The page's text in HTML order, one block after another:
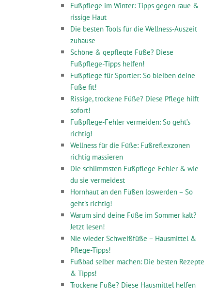
Fußpflege im Winter: Tipps gegen raue &
rissige Haut
Die besten Tools für die Wellness-Auszeit
zuhause
Schöne & gepflegte Füße? Diese
Fußpflege-Tipps helfen!
Fußpflege für Sportler: So bleiben deine
Füße fit!
Rissige, trockene Füße? Diese Pflege hilft
sofort!
Fußpflege-Fehler vermeiden: So geht’s
richtig!
Wellness für die Füße: Fußreflexzonen
richtig massieren
Die schlimmsten Fußpflege-Fehler & wie
du sie vermeidest
Hornhaut an den Füßen loswerden – So
geht’s richtig!
Warum sind deine Füße im Sommer kalt?
Jetzt lesen!
Nie wieder Schweißfüße – Hausmittel &
Pflege-Tipps!
Fußbad selber machen: Die besten Rezepte
& Tipps!
Trockene Füße? Diese Hausmittel helfen